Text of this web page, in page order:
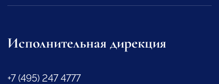
Исполнительная дирекция
+7 (495) 247 4777